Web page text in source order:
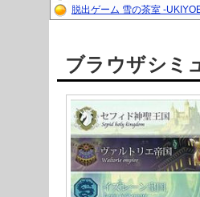
脱出ゲーム 雪の茶室 -
Powered by livedoor 相互RSS
ブラウザシミ